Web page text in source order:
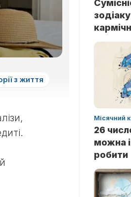
з життя
Місячний
26
можна
робити